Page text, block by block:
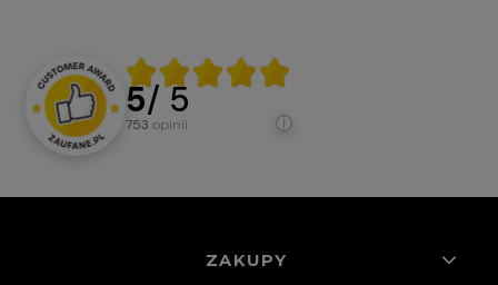
5/ 5
753 opinii
ZAKUPY